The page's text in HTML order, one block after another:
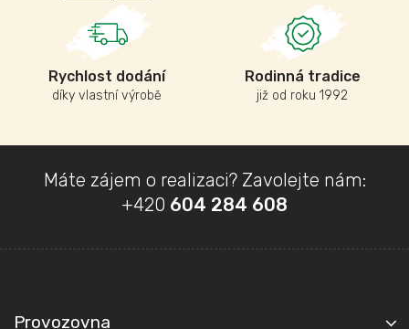
Rychlost dodání
díky vlastní výrobě
Rodinná tradice
již od roku 1992
a
Máte zájem o realizaci? Zavolejte nám:
+420 604 284 608
Provozovna